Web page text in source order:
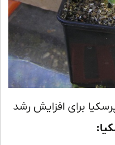
برای افزایش رشد